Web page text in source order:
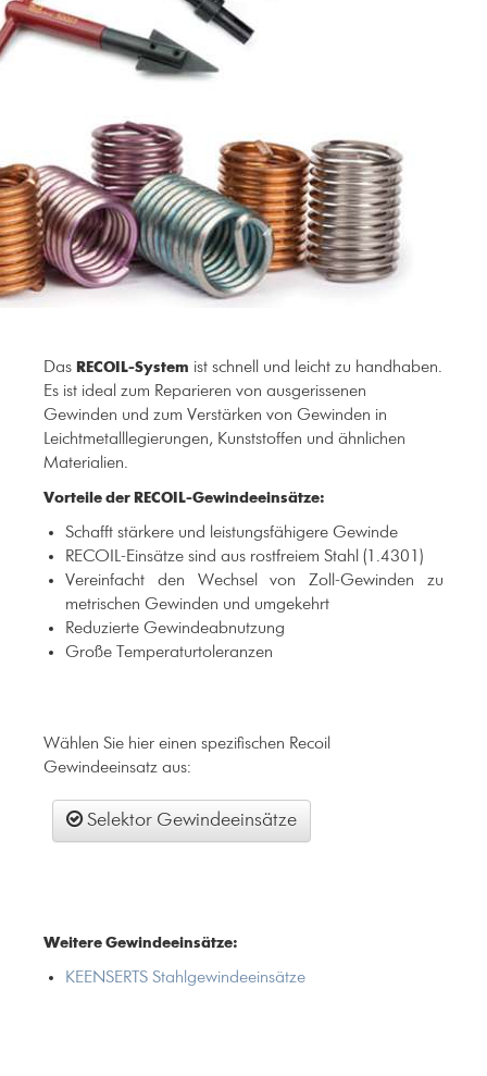
Das RECOIL-System ist schnell und leicht zu handhaben.
Es ist ideal zum Reparieren von ausgerissenen
Gewinden und zum Verstärken von Gewinden in
Leichtmetalllegierungen, Kunststoffen und ähnlichen
Materialien.
Vorteile der RECOIL-Gewindeeinsätze:
Schafft stärkere und leistungsfähigere Gewinde
RECOIL-Einsätze sind aus rostfreiem Stahl (1.4301)
Vereinfacht den Wechsel von Zoll-Gewinden zu
metrischen Gewinden und umgekehrt
Reduzierte Gewindeabnutzung
Große Temperaturtoleranzen
Wählen Sie hier einen spezifischen Recoil
Gewindeeinsatz aus:
Selektor Gewindeeinsätze
Weitere Gewindeeinsätze:
KEENSERTS Stahlgewindeeinsätze